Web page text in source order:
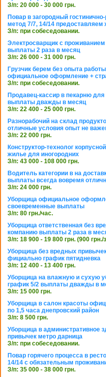
З/п: 20 000 - 30 000 грн.
Повар в загородный
метод 7/7, 14/14 предоставляем
З/п: при собеседовании.
Электросварщик с
выплаты 2 раза в месяц
З/п: 26 000 - 31 000 грн.
Грузчик берем без опыта
официальное оформление +
З/п: при собеседовании.
Продавец-кассир в пекарню
выплаты дважды в месяц
З/п: 22 400 - 25 000 грн.
Разнорабочий на склад
отличные условия опыт не
З/п: 22 000 грн.
Конструктор-технолог
жилье для иногородних
З/п: 43 000 - 108 000 грн.
Водитель категории в на
выплаты всегда вовремя
З/п: 24 000 грн.
Уборщица официальное
своевременные выплаты
З/п: 80 грн./час.
Уборщица ответственная без
компанию выплаты 2 раза в
З/п: 18 900 - 19 800 грн. (900 грн./
Уборщица без вредных
фициально график пятидневка
З/п: 12 400 - 13 400 грн.
Уборщица на влажную и сухую
график 5/2 выплаты дважды в
З/п: 15 000 грн.
Уборщица в салон красоты
по 1,5 часа днепровский район
З/п: 8 500 грн.
Уборщица в административное
привычек метро дарница
З/п: при собеседовании.
Повар горячего процесса в
14/14 с обязательным
З/п: 35 000 - 38 000 грн.